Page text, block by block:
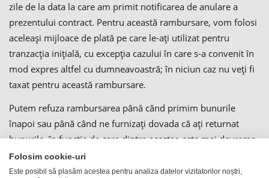
zile de la data la care am primit notificarea de anulare a
prezentului contract. Pentru această rambursare, vom folosi
aceleași mijloace de plată pe care le-ați utilizat pentru
tranzacția inițială, cu excepția cazului în care s-a convenit în
mod expres altfel cu dumneavoastră; în niciun caz nu veți fi
taxat pentru această rambursare.
Putem refuza rambursarea până când primim bunurile
înapoi sau până când ne furnizați dovada că ați returnat
bunurile, în funcție de care dintre acestea este mai devreme.
Trebuie să ne returnați sau să ne predați bunurile fără
întârzieri nejustificate și, în orice caz, nu mai târziu de
Folosim cookie-uri
Este posibil să plasăm acestea pentru analiza datelor vizitatorilor noștri,